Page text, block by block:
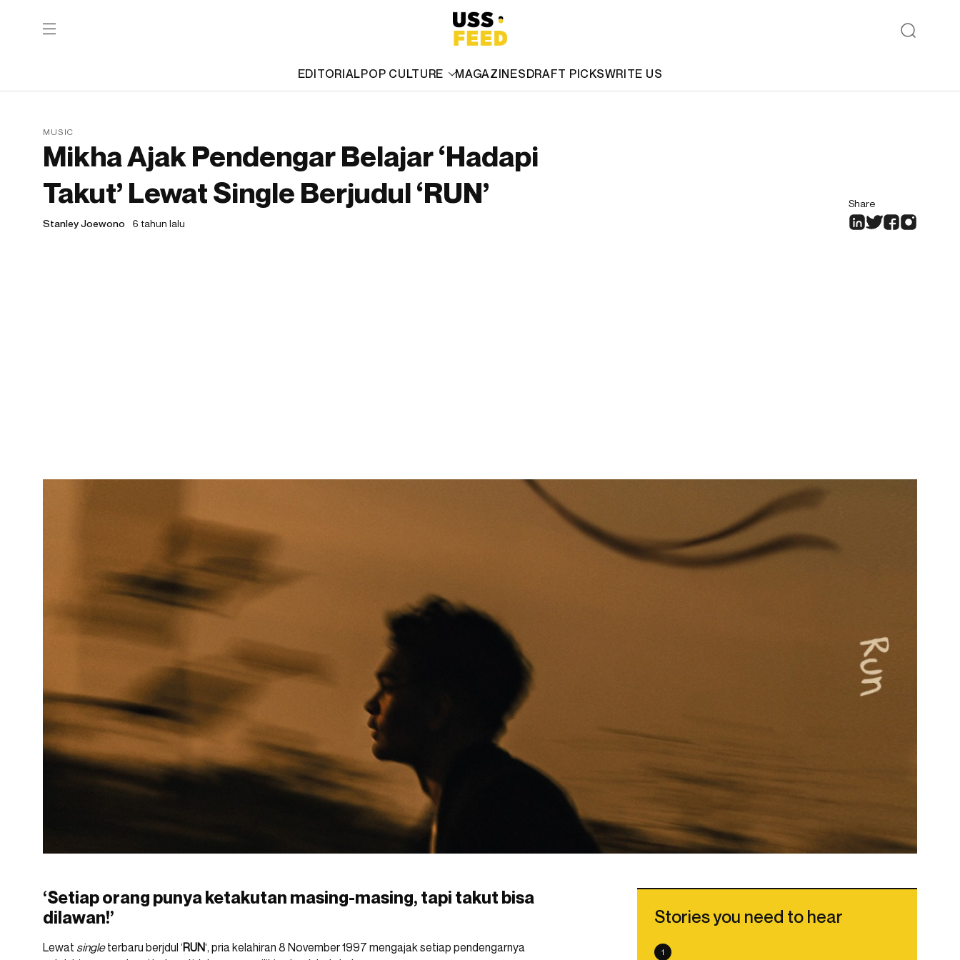
EDITORIALPOP CULTURE MAGAZINESDRAFT PICKSWRITE US
MUSIC
Mikha Ajak Pendengar Belajar ‘Hadapi
Takut’ Lewat Single Berjudul ‘RUN’
Stanley Joewono 6 tahun lalu
Share
‘Setiap orang punya ketakutan masing-masing, tapi takut bisa
dilawan!’
Lewat singleterbaru berjdul ‘RUN‘, pria kelahiran 8 November 1997 mengajak setiap pendengarnya
Stories you need to hear
1